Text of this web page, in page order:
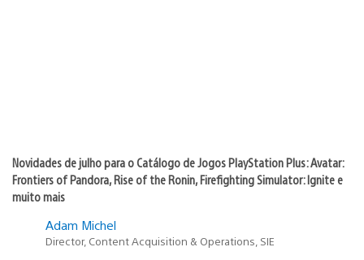
Novidades de julho para o Catálogo de Jogos PlayStation Plus: Avatar:
Frontiers of Pandora, Rise of the Ronin, Firefighting Simulator: Ignite e
muito mais
Adam Michel
Director, Content Acquisition & Operations, SIE